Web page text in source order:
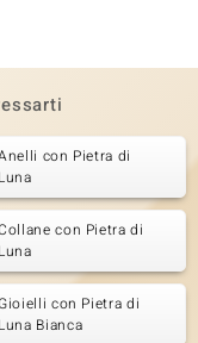
con Pietra di
Luna
con Pietra di
Luna
con Pietra di
Luna Bianca